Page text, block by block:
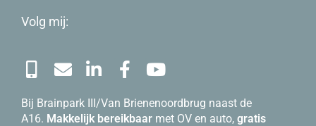
Volg mij:
Bij Brainpark III/Van Brienenoordbrug naast de
A16. Makkelijk bereikbaar met OV en auto, gratis